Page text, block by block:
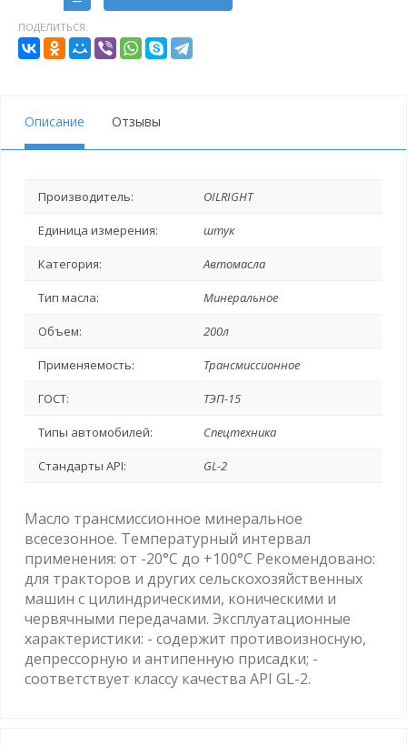
ПОДЕЛИТЬСЯ:
Описание Отзывы
Производитель: OILRIGHT
Единица измерения: штук
Категория: Автомасла
Тип масла: Минеральное
Объем: 200л
Применяемость: Трансмиссионное
ГОСТ: ТЭП-15
Типы автомобилей: Спецтехника
Стандарты API: GL-2
Масло трансмиссионное минеральное
всесезонное. Температурный интервал
применения: от -20°C до +100°C Рекомендовано:
для тракторов и других сельскохозяйственных
машин с цилиндрическими, коническими и
червячными передачами. Эксплуатационные
характеристики: - содержит противоизносную,
депрессорную и антипенную присадки; -
соответствует классу качества API GL-2.